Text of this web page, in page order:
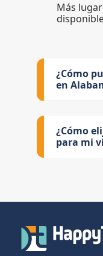
Más
¿Cómo
en
¿Cómo
para mi